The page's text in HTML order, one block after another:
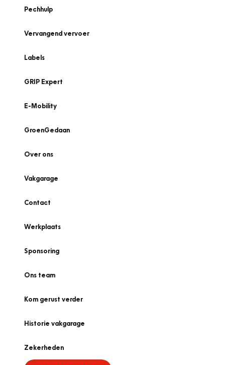
Pechhulp
Vervangend vervoer
Labels
GRIP Expert
E-Mobility
GroenGedaan
Over ons
Vakgarage
Contact
Werkplaats
Sponsoring
Ons team
Kom gerust verder
Historie vakgarage
Zekerheden